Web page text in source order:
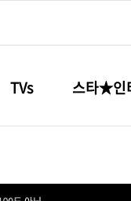
TVs 스타★인
더보기